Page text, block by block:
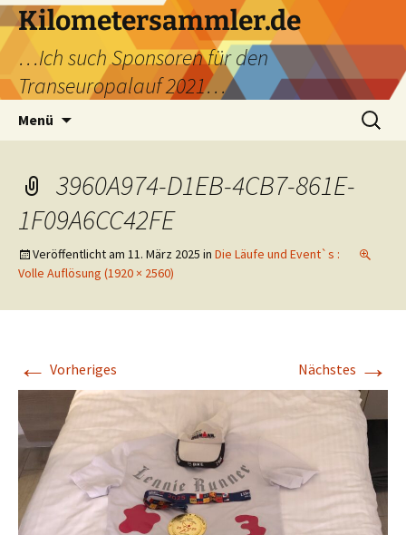
Kilometersammler.de
…Ich such Sponsoren für den
Transeuropalauf 2021…
Menü
Suchen
nach:
3960A974-D1EB-4CB7-861E-
1F09A6CC42FE
Veröffentlicht am 11. März 2025 in Die Läufe und Event`s :
Volle Auflösung (1920 × 2560)
← Vorheriges Nächstes →